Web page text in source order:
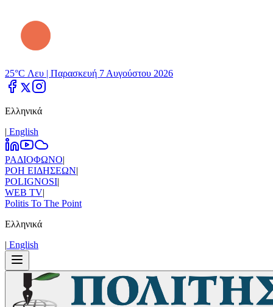
25°C Λευ | Παρασκευή 7 Αυγούστου 2026
Ελληνικά
| Εnglish
ΡΑΔΙΟΦΩΝΟ|
ΡΟΗ ΕΙΔΗΣΕΩΝ|
POLIGNOSI|
WEB TV|
Politis To The Point
Ελληνικά
| Εnglish